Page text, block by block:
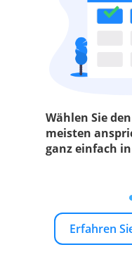
Wählen Sie
meisten
ganz einfach
Erfahren